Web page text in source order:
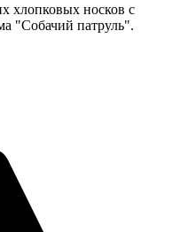
хлопковых носков с
"Собачий патруль".